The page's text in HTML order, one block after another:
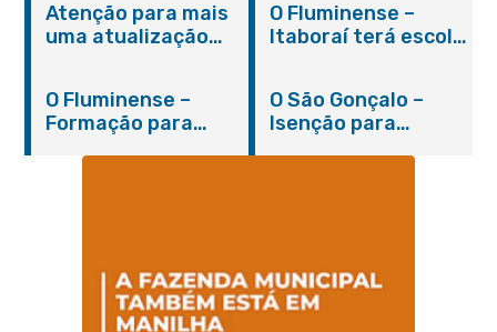
Atenção para mais
uma atualização
em Itaboraí (24/05)
O Fluminense –
Itaboraí terá escola
março
O Fluminense –
Formação para
O São Gonçalo –
Isenção para